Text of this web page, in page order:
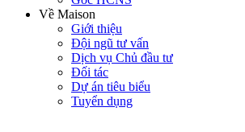
Về Maison
Giới thiệu
Đội ngũ tư vấn
Dịch vụ Chủ đầu tư
Đối tác
Dự án tiêu biểu
Tuyển dụng